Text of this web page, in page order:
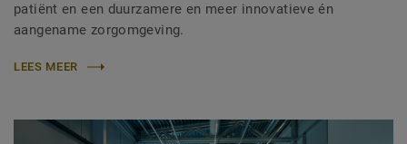
patiënt en een duurzamere en meer innovatieve én
aangename zorgomgeving.
LEES MEER